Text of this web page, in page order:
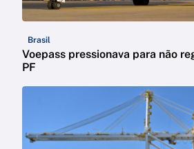
Brasil
Voepass pressionava para não
PF